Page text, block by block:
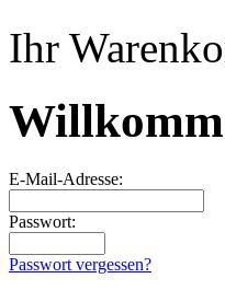
Ihr
E-Mail-Adresse:
Passwort:
Passwort vergessen?